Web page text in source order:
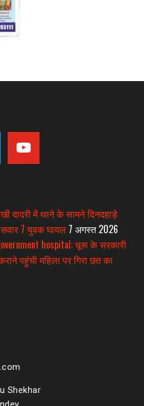
youtube
दादरी में थाने के सामने दिनदहाड़े
सवार 7 युवक घायल 7 अगस्त 2026
hospital: चूरू के सरकारी
पहुंची महिला पर गिरा छत का
Shekhar